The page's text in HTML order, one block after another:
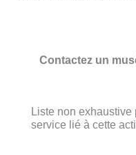
Contactez un
Liste non exhaustive
service lié à cette